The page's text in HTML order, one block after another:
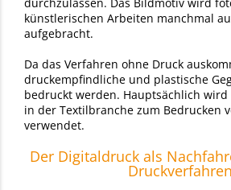
durchzulassen. Das Bildmotiv wird
künstlerischen Arbeiten manchmal
aufgebracht.
Da das Verfahren ohne Druck
druckempfindliche und plastische
bedruckt werden. Hauptsächlich
in der Textilbranche zum Bedrucken
verwendet.
Der Digitaldruck als
Druckverfahren